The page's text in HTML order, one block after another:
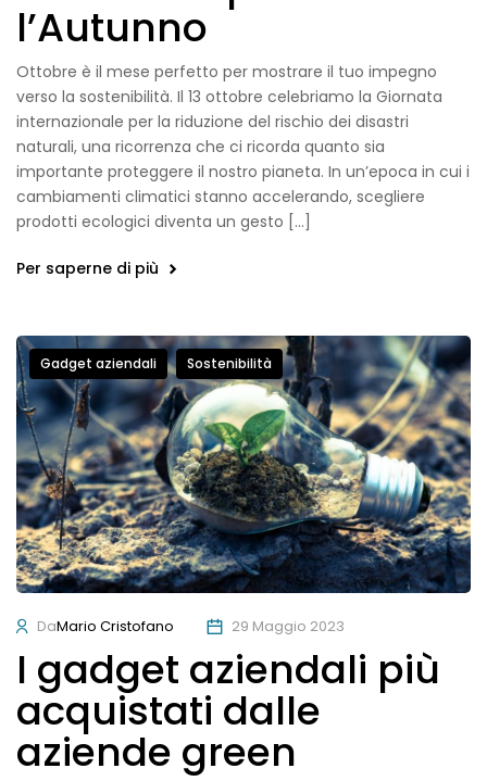
l’Autunno
Ottobre è il mese perfetto per mostrare il tuo impegno
verso la sostenibilità. Il 13 ottobre celebriamo la Giornata
internazionale per la riduzione del rischio dei disastri
naturali, una ricorrenza che ci ricorda quanto sia
importante proteggere il nostro pianeta. In un’epoca in cui i
cambiamenti climatici stanno accelerando, scegliere
prodotti ecologici diventa un gesto […]
Per saperne di più
Gadget aziendali Sostenibilità
DaMario Cristofano 29 Maggio 2023
I gadget aziendali più
acquistati dalle
aziende green